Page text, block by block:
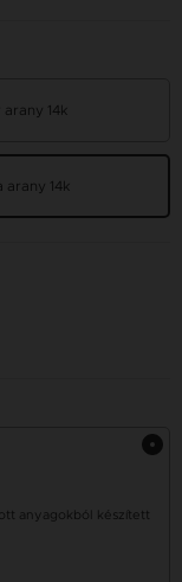
arany 14k
arany 14k
anyagokból készített